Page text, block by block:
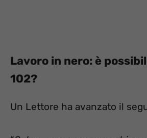
Lavoro in nero: è
102?
Un Lettore ha avanzato il